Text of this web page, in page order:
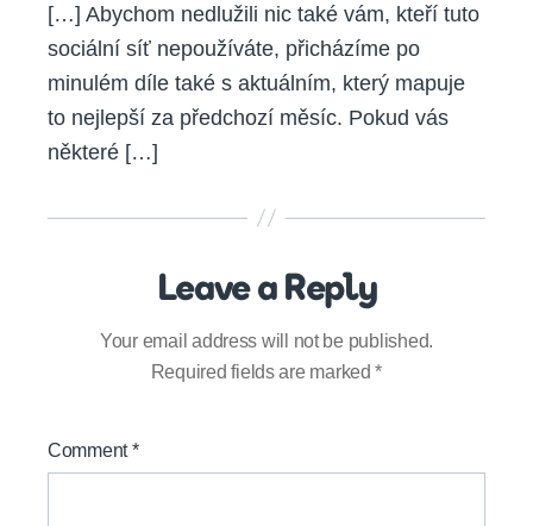
[…] Abychom nedlužili nic také vám, kteří tuto
sociální síť nepoužíváte, přicházíme po
minulém díle také s aktuálním, který mapuje
to nejlepší za předchozí měsíc. Pokud vás
některé […]
Leave a Reply
Your email address will not be published.
Required fields are marked*
Comment*